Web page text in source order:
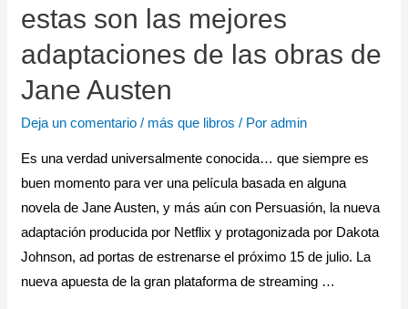
estas son las mejores
adaptaciones de las obras de
Jane Austen
Deja un comentario / más que libros / Poradmin
Es una verdad universalmente conocida… que siempre es
buen momento para ver una película basada en alguna
novela de Jane Austen, y más aún con Persuasión, la nueva
adaptación producida por Netflix y protagonizada por Dakota
Johnson, ad portas de estrenarse el próximo 15 de julio. La
nueva apuesta de la gran plataforma de streaming …